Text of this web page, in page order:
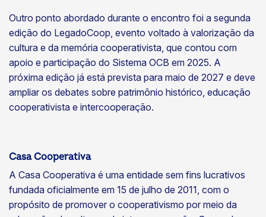
Outro ponto abordado durante o encontro foi a segunda
edição do LegadoCoop, evento voltado à valorização da
cultura e da memória cooperativista, que contou com
apoio e participação do Sistema OCB em 2025. A
próxima edição já está prevista para maio de 2027 e deve
ampliar os debates sobre patrimônio histórico, educação
cooperativista e intercooperação.
Casa Cooperativa
A Casa Cooperativa é uma entidade sem fins lucrativos
fundada oficialmente em 15 de julho de 2011, com o
propósito de promover o cooperativismo por meio da